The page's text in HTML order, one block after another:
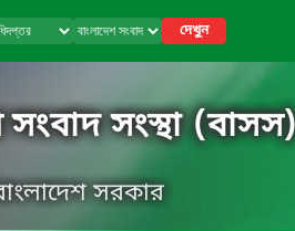
দেখুন
সংবাদ সংস্থা
সরকার